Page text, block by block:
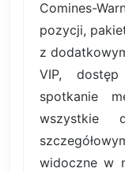
Comines-
pozycji,
z
VIP,
spotkanie
wszystkie
widoczne w